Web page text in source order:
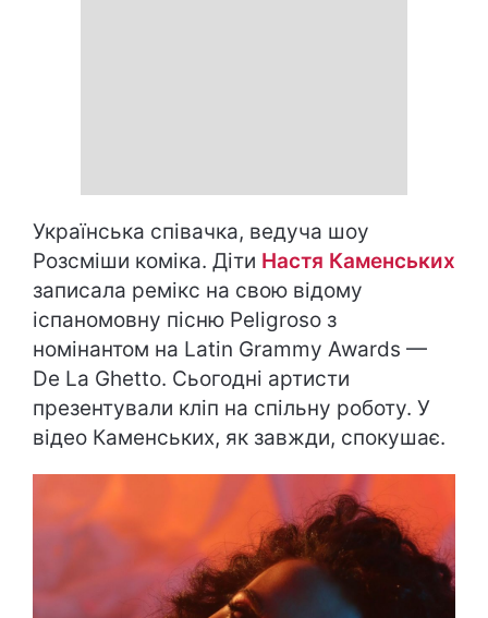
Українська співачка, ведуча шоу
Розсміши коміка. Діти Настя Каменських
записала ремікс на свою відому
іспаномовну пісню Peligroso з
номінантом на Latin Grammy Awards —
De La Ghetto. Сьогодні артисти
презентували кліп на спільну роботу. У
відео Каменських, як завжди, спокушає.